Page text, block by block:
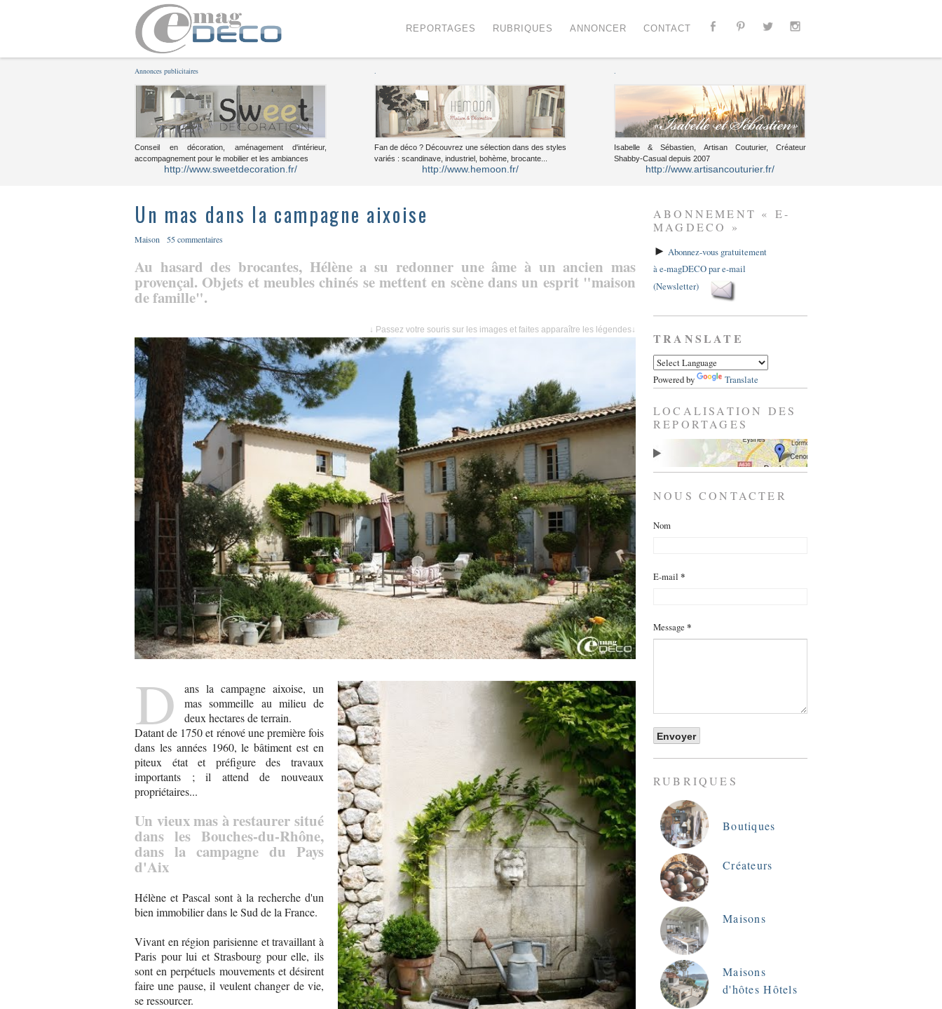
REPORTAGES RUBRIQUES ANNONCER CONTACT
Annonces publicitaires
Conseil en décoration, aménagement d'intérieur,
accompagnement pour le mobilier et les ambiances
http://www.sweetdecoration.fr/
Fan de déco ? Découvrez une sélection dans des styles
variés : scandinave, industriel, bohème, brocante...
http://www.hemoon.fr/
Isabelle & Sébastien, Artisan Couturier, Créateur
Shabby-Casual depuis 2007
http://www.artisancouturier.fr/
Un mas dans la campagne aixoise
Maison 55 commentaires
Au hasard des brocantes, Hélène a su redonner une âme à un ancien mas
provençal. Objets et meubles chinés se mettent en scène dans un esprit "maison
de famille".
↓ Passez votre souris sur les images et faites apparaître les légendes↓
D
ans la campagne aixoise, un
mas sommeille au milieu de
deux hectares de terrain.
Datant de 1750 et rénové une première fois
dans les années 1960, le bâtiment est en
piteux état et préfigure des travaux
importants ; il attend de nouveaux
propriétaires...
Un vieux mas à restaurer situé
dans les Bouches-du-Rhône,
dans la campagne du Pays
d'Aix
Hélène et Pascal sont à la recherche d'un
bien immobilier dans le Sud de la France.
Vivant en région parisienne et travaillant à
Paris pour lui et Strasbourg pour elle, ils
sont en perpétuels mouvements et désirent
faire une pause, il veulent changer de vie,
se ressourcer.
ABONNEMENT « E-
MAGDECO »
► Abonnez-vous gratuitement
à e-magDECO par e-mail
(Newsletter)
TRANSLATE
Powered by Translate
LOCALISATION DES
REPORTAGES
NOUS CONTACTER
Nom
E-mail *
Message *
RUBRIQUES
Boutiques
Créateurs
Maisons
Maisons
d'hôtes Hôtels